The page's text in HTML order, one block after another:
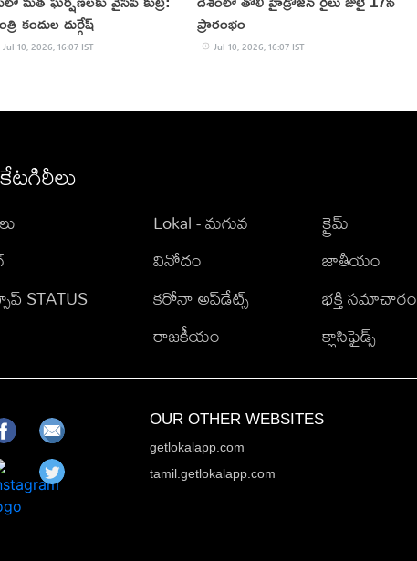
కందుల దుర్గేష్
Jul 10, 2026, 16:07 IST
ప్రారంభం
Jul 10, 2026, 16:07 IST
STATUS
Lokal - మగువ
వినోదం
కరోనా అప్‌డేట్స్
రాజకీయం
క్రైమ్
జాతీయం
భక్తి సమాచారం
క్లాసిఫైడ్స్
OUR OTHER WEBSITES
getlokalapp.com
tamil.getlokalapp.com